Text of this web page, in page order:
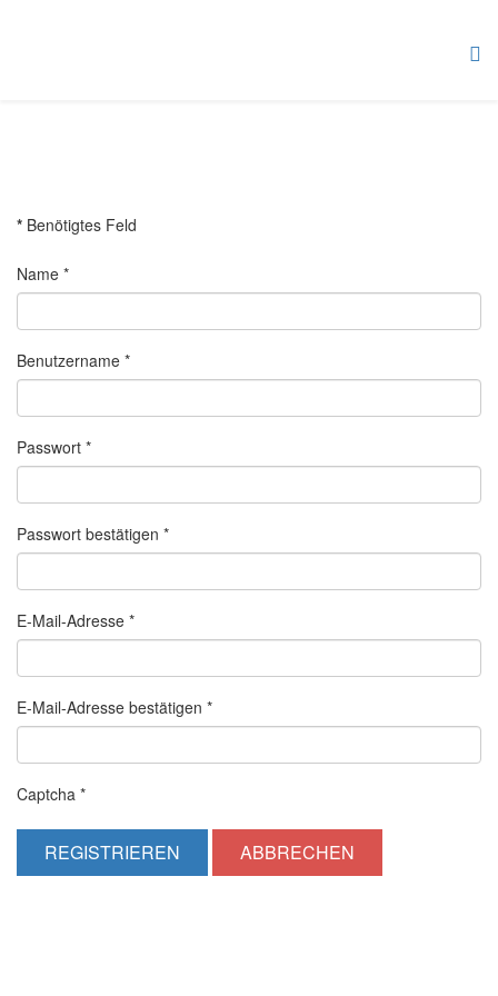
* Benötigtes Feld
Name *
Benutzername *
Passwort *
Passwort bestätigen *
E-Mail-Adresse *
E-Mail-Adresse bestätigen *
Captcha *
REGISTRIEREN ABBRECHEN